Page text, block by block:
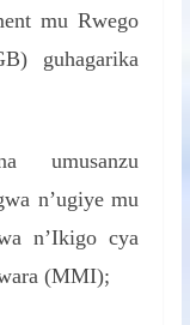
mu Rwego
guhagarika
umusanzu
n’ugiye mu
n’Ikigo cya
(MMI);